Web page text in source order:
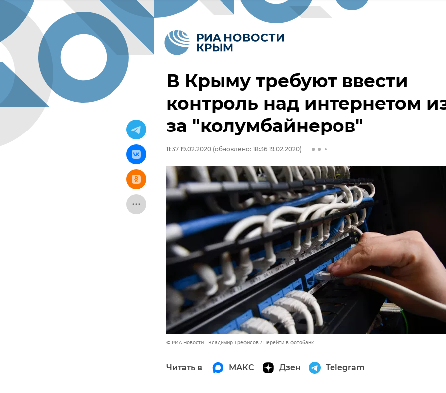
В Крыму требуют ввести
контроль над интернетом
за "колумбайнеров"
11:37 19.02.2020 (обновлено: 18:36 19.02.2020)
© РИА Новости . Владимир Трефилов Перейти в фотобанк
Читать в МАКС Дзен Telegram